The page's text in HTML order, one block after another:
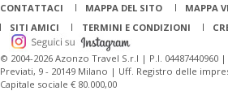
CONTATTACI MAPPA DEL SITO MAPPA
SITI AMICI
TERMINI E CONDIZIONI
© 2004-2026 Azonzo Travel S.r.l | P.I. 04487440960
Previati, 9 - 20149 Milano | Uff. Registro delle
Capitale sociale € 80.000,00